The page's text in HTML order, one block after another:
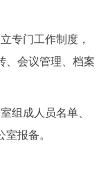
门工作制度，
、会议管理、档案
成人员名单、
报备。